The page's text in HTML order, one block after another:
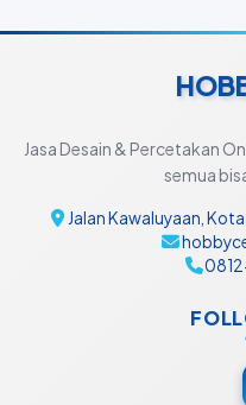
Jasa Desain & Percetakan
semua
Jalan Kawaluyaan,